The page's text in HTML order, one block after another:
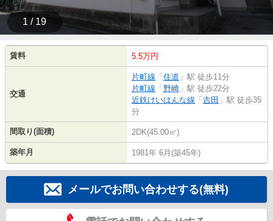
1 / 19
賃料 5.5万円
交通
片町線 「 住道 」駅 徒歩11分
片町線 「 野崎 」駅 徒歩22分
近鉄けいはんな線 「 吉田 」駅 徒歩35
分
間取り(面積) 2DK(45.00㎡)
築年月 1981年 6月(築45年)
メールでお問い合わせする(無料)